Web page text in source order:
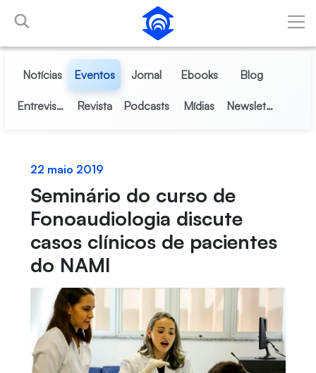
Pular para o Conteúdo principal
Notícias Eventos Jornal Ebooks Blog
Entrevistas Revista Podcasts Mídias Newsletter
22 maio 2019
Seminário do curso de
Fonoaudiologia discute
casos clínicos de pacientes
do NAMI